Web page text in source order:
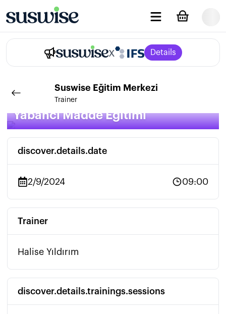
x Details
Suswise Eğitim Merkezi
Trainer
Yabancı Madde Eğitimi
discover.details.date
2/9/2024 09:00
Trainer
Halise Yıldırım
discover.details.trainings.sessions